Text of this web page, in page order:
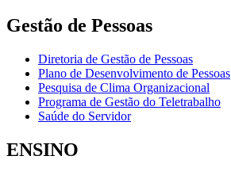
Gestão de Pessoas
Diretoria de Gestão de Pessoas
Plano de Desenvolvimento de Pessoas
Pesquisa de Clima Organizacional
Programa de Gestão do Teletrabalho
Saúde do Servidor
ENSINO